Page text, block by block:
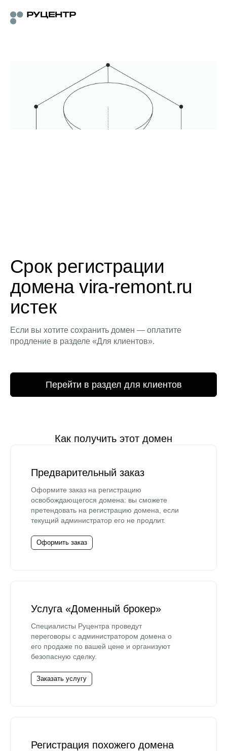
Срок регистрации
домена vira-remont.ru
истек
Если вы хотите сохранить домен — оплатите
продление в разделе «Для клиентов».
Перейти в раздел для клиентов
Как получить этот домен
Предварительный заказ
Оформите заказ на регистрацию
освобождающегося домена: вы сможете
претендовать на регистрацию домена, если
текущий администратор его не продлит.
Оформить заказ
Услуга «Доменный брокер»
Специалисты Руцентра проведут
переговоры с администратором домена о
его продаже по вашей цене и организуют
безопасную сделку.
Заказать услугу
Регистрация похожего домена